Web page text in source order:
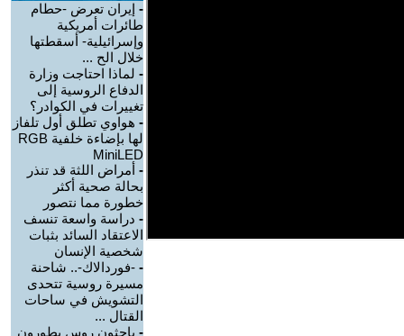
- إيران تعرض -حطام
طائرات أمريكية
وإسرائيلية- أسقطتها
خلال الح ...
- لماذا احتاجت وزارة
الدفاع الروسية إلى
تغييرات في الكوادر؟
- هواوي تطلق أول تلفاز
لها بإضاءة خلفية RGB
MiniLED
- أمراض اللثة قد تنذر
بحالة صحية أكثر
خطورة مما نتصور
- دراسة واسعة تنسف
الاعتقاد السائد بثبات
شخصية الإنسان
- -فوردالاك-.. شاحنة
مسيرة روسية تتحدى
التشويش في ساحات
القتال ...
- باحثون روس يطورون